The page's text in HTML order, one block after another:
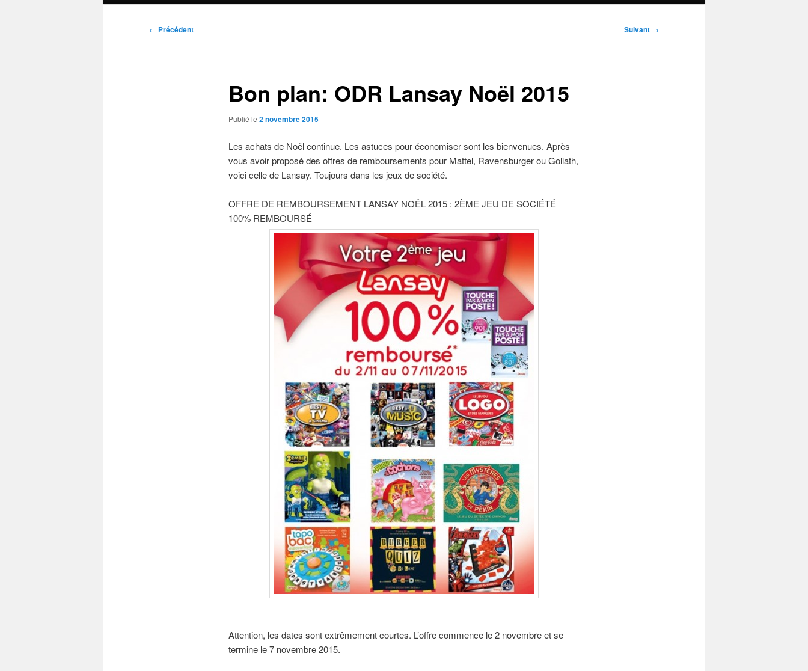
Navigation
← Précédent Suivant →
Bon plan: ODR Lansay Noël 2015
Publié le 2 novembre 2015
Les achats de Noël continue. Les astuces pour économiser sont les bienvenues. Après
vous avoir proposé des offres de remboursements pour Mattel, Ravensburger ou Goliath,
voici celle de Lansay. Toujours dans les jeux de société.
OFFRE DE REMBOURSEMENT LANSAY NOËL 2015 : 2ÈME JEU DE SOCIÉTÉ
100% REMBOURSÉ
Attention, les dates sont extrêmement courtes. L’offre commence le 2 novembre et se
termine le 7 novembre 2015.